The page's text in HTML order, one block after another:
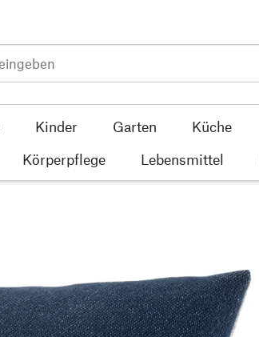
Kinder Garten Küche
Körperpflege Lebensmittel